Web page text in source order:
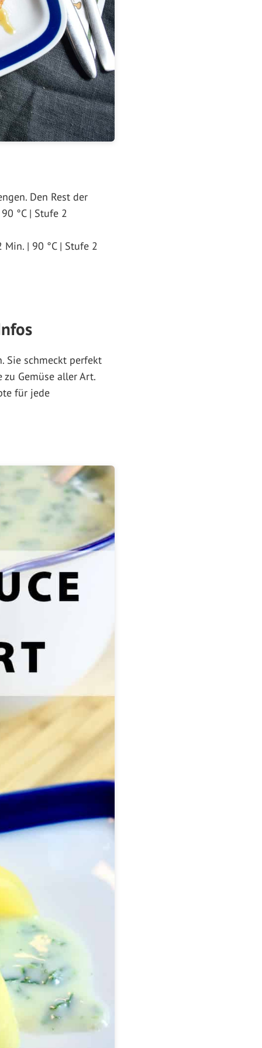
Den Rest der
°C | Stufe 2
| 90 °C | Stufe 2
Sie schmeckt perfekt
Gemüse aller Art.
für jede